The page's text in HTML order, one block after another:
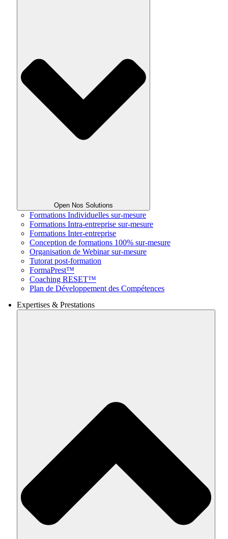
Open Nos Solutions
Formations Individuelles sur-mesure
Formations Intra-entreprise sur-mesure
Formations Inter-entreprise
Conception de formations 100% sur-mesure
Organisation de Webinar sur-mesure
Tutorat post-formation
FormaPrest™
Coaching RESET™
Plan de Développement des Compétences
Expertises & Prestations